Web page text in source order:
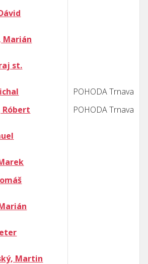
Marián
st.
POHODA Trnava
Róbert POHODA Trnava
Martin